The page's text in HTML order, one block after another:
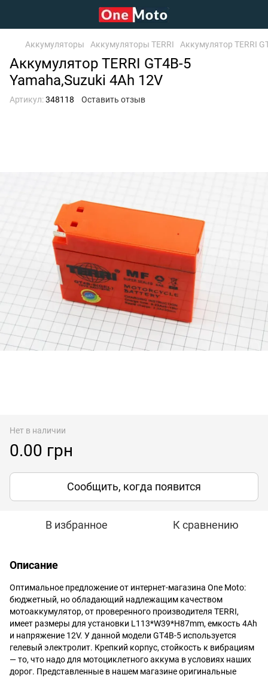
Аккумуляторы Аккумуляторы TERRI Аккумулятор TERRI
Аккумулятор TERRI GT4B-5
Yamaha,Suzuki 4Аh 12V
Артикул:348118 Оставить отзыв
Нет в наличии
0.00 грн
Сообщить, когда появится
В избранное К сравнению
Описание
Оптимальное предложение от интернет-магазина One Moto:
бюджетный, но обладающий надлежащим качеством
мотоаккумулятор, от проверенного производителя TERRI,
имеет размеры для установки L113*W39*H87mm, емкость 4Аh
и напряжение 12V. У данной модели GT4B-5 используется
гелевый электролит. Крепкий корпус, стойкость к вибрациям
— то, что надо для мотоциклетного аккума в условиях наших
дорог. Представленные в нашем магазине оригинальные